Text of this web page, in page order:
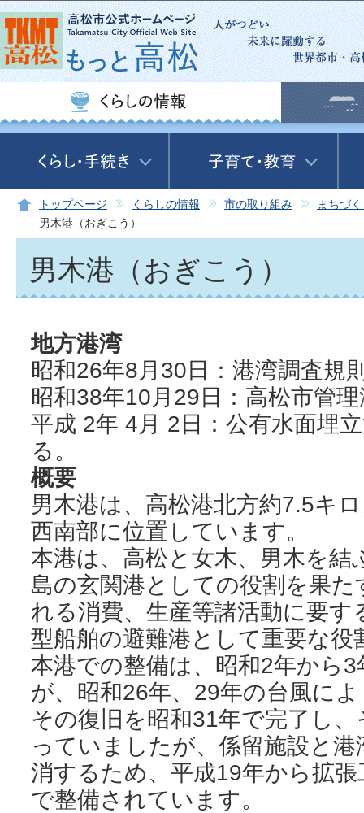
この
トップページ くらしの情報 市の取り組み
まちづ
男木港（おぎこう）
男木港（おぎこう）
地方港湾
昭和26年8月30日：港湾調査規
昭和38年10月29日：高松市管
平成 2年 4月 2日：公有水面埋
る。
概要
男木港は、高松港北方約7.5キ
西南部に位置しています。
本港は、高松と女木、男木を
島の玄関港としての役割を果
れる消費、生産等諸活動に要す
型船舶の避難港として重要な
本港での整備は、昭和2年から
が、昭和26年、29年の台風に
その復旧を昭和31年で完了し
っていましたが、係留施設と
消するため、平成19年から拡
で整備されています。